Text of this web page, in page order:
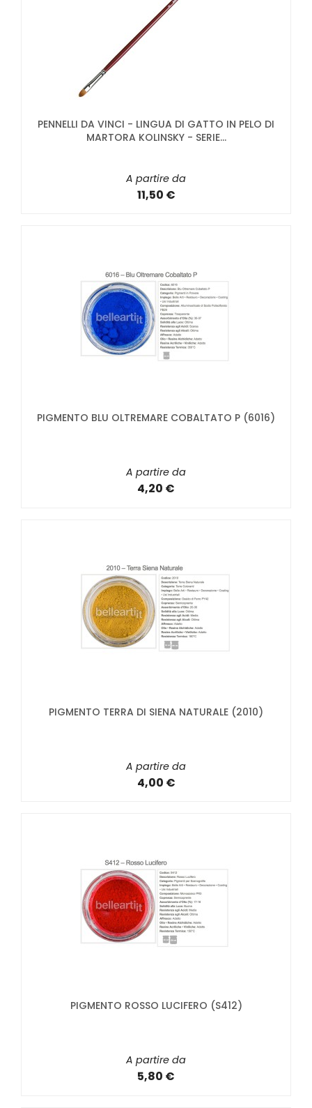
PENNELLI DA VINCI - LINGUA DI GATTO IN PELO DI
MARTORA KOLINSKY - SERIE...
A partire da
11,50 €
PIGMENTO BLU OLTREMARE COBALTATO P (6016)
A partire da
4,20 €
PIGMENTO TERRA DI SIENA NATURALE (2010)
A partire da
4,00 €
PIGMENTO ROSSO LUCIFERO (S412)
A partire da
5,80 €